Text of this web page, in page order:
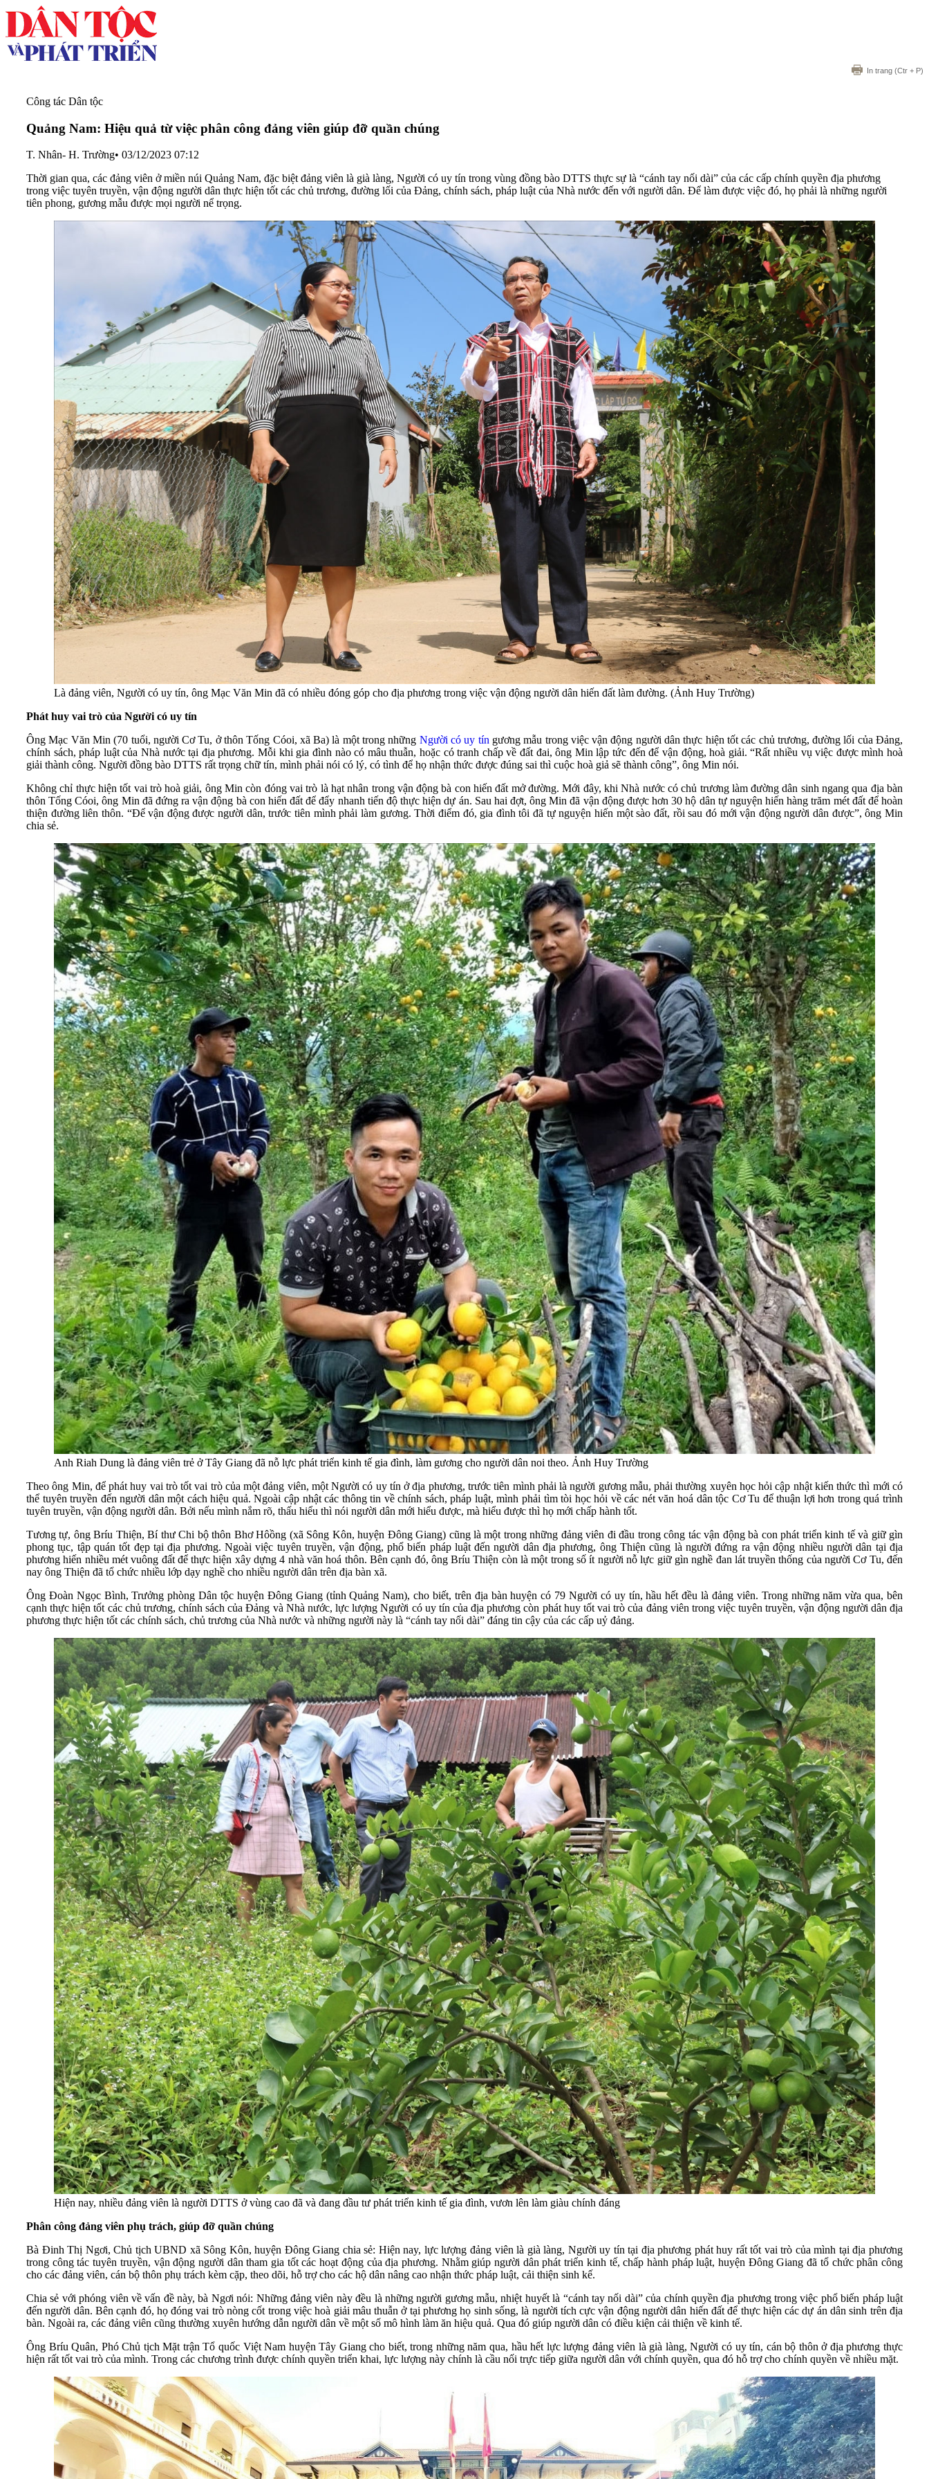
In trang (Ctr + P)
Công tác Dân tộc
Quảng Nam: Hiệu quả từ việc phân công đảng viên giúp đỡ quần chúng
T. Nhân- H. Trường• 03/12/2023 07:12
Thời gian qua, các đảng viên ở miền núi Quảng Nam, đặc biệt đảng viên là già làng, Người có uy tín trong vùng đồng bào DTTS thực sự là “cánh tay nối dài” của các cấp chính quyền địa phương
trong việc tuyên truyền, vận động người dân thực hiện tốt các chủ trương, đường lối của Đảng, chính sách, pháp luật của Nhà nước đến với người dân. Để làm được việc đó, họ phải là những người
tiên phong, gương mẫu được mọi người nể trọng.
Là đảng viên, Người có uy tín, ông Mạc Văn Min đã có nhiều đóng góp cho địa phương trong việc vận động người dân hiến đất làm đường. (Ảnh Huy Trường)
Phát huy vai trò của Người có uy tín
Ông Mạc Văn Min (70 tuổi, người Cơ Tu, ở thôn Tống Cóoi, xã Ba) là một trong những Người có uy tíngương mẫu trong việc vận động người dân thực hiện tốt các chủ trương, đường lối của Đảng,
chính sách, pháp luật của Nhà nước tại địa phương. Mỗi khi gia đình nào có mâu thuẫn, hoặc có tranh chấp về đất đai, ông Min lập tức đến để vận động, hoà giải. “Rất nhiều vụ việc được mình hoà
giải thành công. Người đồng bào DTTS rất trọng chữ tín, mình phải nói có lý, có tình để họ nhận thức được đúng sai thì cuộc hoà giả sẽ thành công”, ông Min nói.
Không chỉ thực hiện tốt vai trò hoà giải, ông Min còn đóng vai trò là hạt nhân trong vận động bà con hiến đất mở đường. Mới đây, khi Nhà nước có chủ trương làm đường dân sinh ngang qua địa bàn
thôn Tống Cóoi, ông Min đã đứng ra vận động bà con hiến đất để đẩy nhanh tiến độ thực hiện dự án. Sau hai đợt, ông Min đã vận động được hơn 30 hộ dân tự nguyện hiến hàng trăm mét đất để hoàn
thiện đường liên thôn. “Để vận động được người dân, trước tiên mình phải làm gương. Thời điểm đó, gia đình tôi đã tự nguyện hiến một sào đất, rồi sau đó mới vận động người dân được”, ông Min
chia sẻ.
Anh Riah Dung là đảng viên trẻ ở Tây Giang đã nỗ lực phát triển kinh tế gia đình, làm gương cho người dân noi theo. Ảnh Huy Trường
Theo ông Min, để phát huy vai trò tốt vai trò của một đảng viên, một Người có uy tín ở địa phương, trước tiên mình phải là người gương mẫu, phải thường xuyên học hỏi cập nhật kiến thức thì mới có
thể tuyên truyền đến người dân một cách hiệu quả. Ngoài cập nhật các thông tin về chính sách, pháp luật, mình phải tìm tòi học hỏi về các nét văn hoá dân tộc Cơ Tu để thuận lợi hơn trong quá trình
tuyên truyền, vận động người dân. Bởi nếu mình nắm rõ, thấu hiểu thì nói người dân mới hiểu được, mà hiểu được thì họ mới chấp hành tốt.
Tương tự, ông Bríu Thiện, Bí thư Chi bộ thôn Bhơ Hôồng (xã Sông Kôn, huyện Đông Giang) cũng là một trong những đảng viên đi đầu trong công tác vận động bà con phát triển kinh tế và giữ gìn
phong tục, tập quán tốt đẹp tại địa phương. Ngoài việc tuyên truyền, vận động, phổ biến pháp luật đến người dân địa phương, ông Thiện cũng là người đứng ra vận động nhiều người dân tại địa
phương hiến nhiều mét vuông đất để thực hiện xây dựng 4 nhà văn hoá thôn. Bên cạnh đó, ông Bríu Thiện còn là một trong số ít người nỗ lực giữ gìn nghề đan lát truyền thống của người Cơ Tu, đến
nay ông Thiện đã tổ chức nhiều lớp dạy nghề cho nhiều người dân trên địa bàn xã.
Ông Đoàn Ngọc Bình, Trưởng phòng Dân tộc huyện Đông Giang (tỉnh Quảng Nam), cho biết, trên địa bàn huyện có 79 Người có uy tín, hầu hết đều là đảng viên. Trong những năm vừa qua, bên
cạnh thực hiện tốt các chủ trương, chính sách của Đảng và Nhà nước, lực lượng Người có uy tín của địa phương còn phát huy tốt vai trò của đảng viên trong việc tuyên truyền, vận động người dân địa
phương thực hiện tốt các chính sách, chủ trương của Nhà nước và những người này là “cánh tay nối dài” đáng tin cậy của các cấp uỷ đảng.
Hiện nay, nhiều đảng viên là người DTTS ở vùng cao đã và đang đầu tư phát triển kinh tế gia đình, vươn lên làm giàu chính đáng
Phân công đảng viên phụ trách, giúp đỡ quần chúng
Bà Đinh Thị Ngơi, Chủ tịch UBND xã Sông Kôn, huyện Đông Giang chia sẻ: Hiện nay, lực lượng đảng viên là già làng, Người uy tín tại địa phương phát huy rất tốt vai trò của mình tại địa phương
trong công tác tuyên truyền, vận động người dân tham gia tốt các hoạt động của địa phương. Nhằm giúp người dân phát triển kinh tế, chấp hành pháp luật, huyện Đông Giang đã tổ chức phân công
cho các đảng viên, cán bộ thôn phụ trách kèm cặp, theo dõi, hỗ trợ cho các hộ dân nâng cao nhận thức pháp luật, cải thiện sinh kế.
Chia sẻ với phóng viên về vấn đề này, bà Ngơi nói: Những đảng viên này đều là những người gương mẫu, nhiệt huyết là “cánh tay nối dài” của chính quyền địa phương trong việc phổ biến pháp luật
đến người dân. Bên cạnh đó, họ đóng vai trò nòng cốt trong việc hoà giải mâu thuẫn ở tại phương họ sinh sống, là người tích cực vận động người dân hiến đất để thực hiện các dự án dân sinh trên địa
bàn. Ngoài ra, các đảng viên cũng thường xuyên hướng dẫn người dân về một số mô hình làm ăn hiệu quả. Qua đó giúp người dân có điều kiện cải thiện về kinh tế.
Ông Bríu Quân, Phó Chủ tịch Mặt trận Tổ quốc Việt Nam huyện Tây Giang cho biết, trong những năm qua, hầu hết lực lượng đảng viên là già làng, Người có uy tín, cán bộ thôn ở địa phương thực
hiện rất tốt vai trò của mình. Trong các chương trình được chính quyền triển khai, lực lượng này chính là cầu nối trực tiếp giữa người dân với chính quyền, qua đó hỗ trợ cho chính quyền về nhiều mặt.